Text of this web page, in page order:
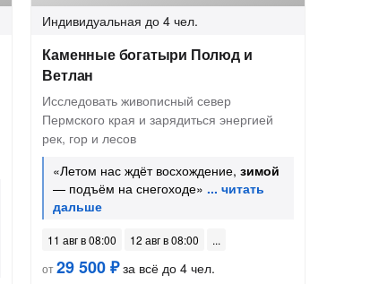
Индивидуальная до 4 чел.
Каменные богатыри Полюд и
Ветлан
Исследовать живописный север
Пермского края и зарядиться энергией
рек, гор и лесов
«Летом нас ждёт восхождение,зимой
— подъём на снегоходе»
11 авг в 08:00
12 авг в 08:00
от29 500 ₽за всё до 4 чел.